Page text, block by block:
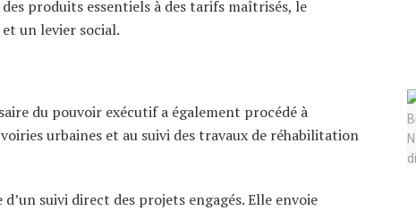
produits essentiels à des tarifs maîtrisés, le
un levier social.
du pouvoir exécutif a également procédé à
urbaines et au suivi des travaux de réhabilitation
suivi direct des projets engagés. Elle envoie